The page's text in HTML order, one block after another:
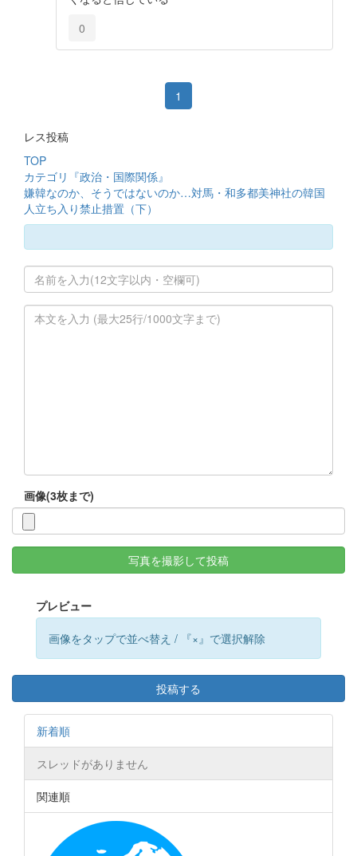
0
1
レス投稿
TOP
カテゴリ『政治・国際関係』
嫌韓なのか、そうではないのか…対馬・和多都美神社の韓国
人立ち入り禁止措置（下）
画像(3枚まで)
写真を撮影して投稿
プレビュー
画像をタップで並べ替え / 『×』で選択解除
投稿する
新着順
スレッドがありません
関連順